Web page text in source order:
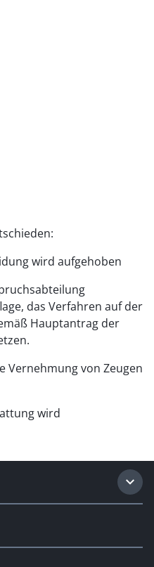
wird aufgehoben
das Verfahren auf der
Hauptantrag der
Vernehmung von Zeugen
wird